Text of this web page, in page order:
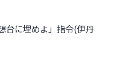
台に埋めよ」指令(伊丹